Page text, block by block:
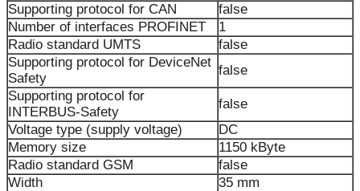
Supporting protocol for CAN
false
Number of interfaces PROFINET
1
Radio standard UMTS
false
Supporting protocol for DeviceNet
Safety
false
Supporting protocol for
INTERBUS-Safety
false
Voltage type (supply voltage)
DC
Memory size
1150 kByte
Radio standard GSM
false
Width
35 mm